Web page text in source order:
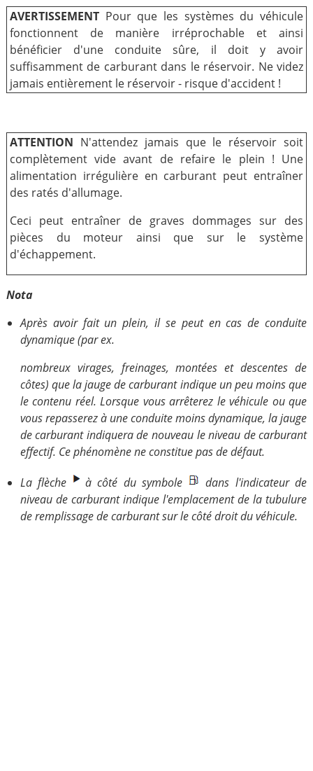
AVERTISSEMENT Pour que les systèmes du véhicule
fonctionnent de manière irréprochable et ainsi
bénéficier d'une conduite sûre, il doit y avoir
suffisamment de carburant dans le réservoir. Ne videz
jamais entièrement le réservoir - risque d'accident !
ATTENTION N'attendez jamais que le réservoir soit
complètement vide avant de refaire le plein ! Une
alimentation irrégulière en carburant peut entraîner
des ratés d'allumage.
Ceci peut entraîner de graves dommages sur des
pièces du moteur ainsi que sur le système
d'échappement.
Nota
Après avoir fait un plein, il se peut en cas de conduite
dynamique (par ex.
nombreux virages, freinages, montées et descentes de
côtes) que la jauge de carburant indique un peu moins que
le contenu réel. Lorsque vous arrêterez le véhicule ou que
vous repasserez à une conduite moins dynamique, la jauge
de carburant indiquera de nouveau le niveau de carburant
effectif. Ce phénomène ne constitue pas de défaut.
La flèche
à côté du symbole
dans l'indicateur de
niveau de carburant indique l'emplacement de la tubulure
de remplissage de carburant sur le côté droit du véhicule.